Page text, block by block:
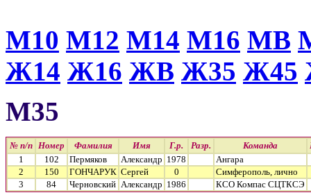
М10 М12 М14 М16 МВ
Ж14 Ж16 ЖВ Ж35 Ж45
М35
№ п/п Номер Фамилия Имя Г.р. Разр. Команда
1
102 Пермяков Александр 1978
Ангара
2
150 ГОНЧАРУК Сергей 0
Симферополь, лично
3
84 Черновский Александр 1986 КСО Компас СЦТКСЭ